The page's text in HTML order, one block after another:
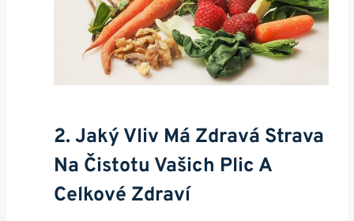
2. Jaký Vliv Má Zdravá Strava
Na ‌čistotu Vašich Plic A
Celkové Zdraví